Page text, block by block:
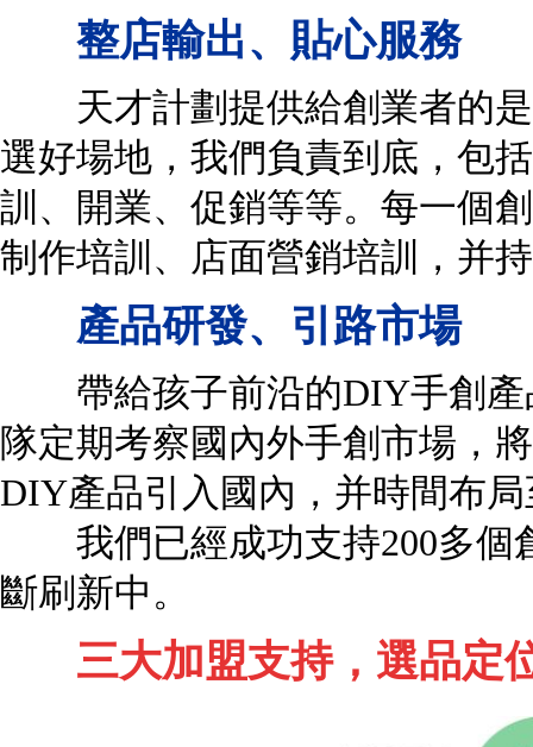
整店輸出、貼心服務
天才計劃提供給創業者的是
選好場地，我們負責到底，包
訓、開業、促銷等等。每一個
制作培訓、店面營銷培訓，并
產品研發、引路市場
帶給孩子前沿的DIY手創產
隊定期考察國內外手創市場，
DIY產品引入國內，并時間布
我們已經成功支持200多個
斷刷新中。
三大加盟支持，選品定